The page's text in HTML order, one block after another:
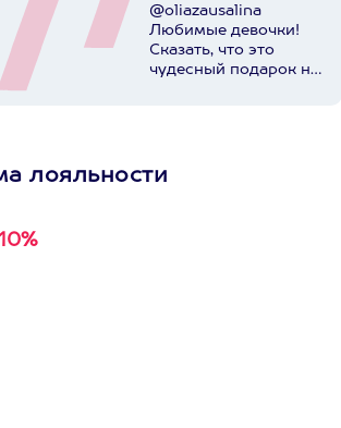
@oliazausalina
Любимые девочки!
Сказать, что это
чудесный подарок на
организацию
лояльности